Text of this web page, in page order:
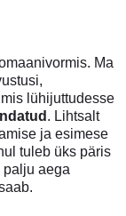
Ma
lühijuttudesse
. Lihtsalt
ja esimese
tuleb üks päris
palju aega